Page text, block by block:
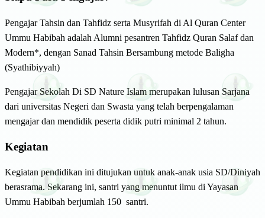
Pengajar Tahsin dan Tahfidz serta Musyrifah di Al Quran Center
Ummu Habibah adalah Alumni pesantren Tahfidz Quran Salaf dan
Modern*, dengan Sanad Tahsin Bersambung metode Baligha
(Syathibiyyah)
Pengajar Sekolah Di SD Nature Islam merupakan lulusan Sarjana
dari universitas Negeri dan Swasta yang telah berpengalaman
mengajar dan mendidik peserta didik putri minimal 2 tahun.
Kegiatan
Kegiatan pendidikan ini ditujukan untuk anak-anak usia SD/Diniyah
berasrama. Sekarang ini, santri yang menuntut ilmu di Yayasan
Ummu Habibah berjumlah 150 santri.